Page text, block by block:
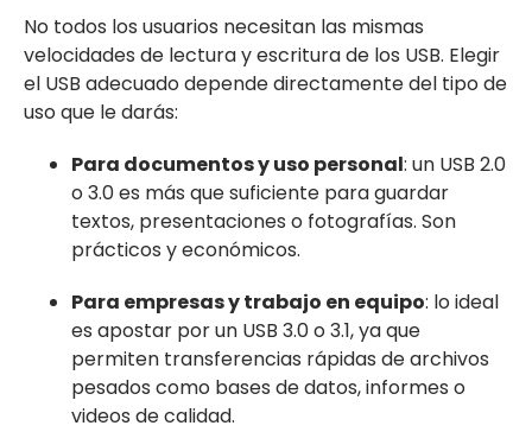
No todos los usuarios necesitan las mismas
velocidades de lectura y escritura de los USB. Elegir
el USB adecuado depende directamente del tipo de
uso que le darás:
Para documentos y uso personal: un USB 2.0
o 3.0 es más que suficiente para guardar
textos, presentaciones o fotografías. Son
prácticos y económicos.
Para empresas y trabajo en equipo: lo ideal
es apostar por un USB 3.0 o 3.1, ya que
permiten transferencias rápidas de archivos
pesados como bases de datos, informes o
videos de calidad.